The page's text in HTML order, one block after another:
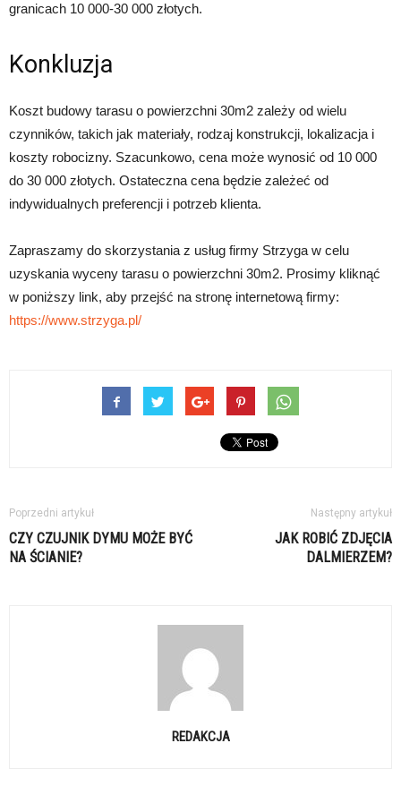
granicach 10 000-30 000 złotych.
Konkluzja
Koszt budowy tarasu o powierzchni 30m2 zależy od wielu
czynników, takich jak materiały, rodzaj konstrukcji, lokalizacja i
koszty robocizny. Szacunkowo, cena może wynosić od 10 000
do 30 000 złotych. Ostateczna cena będzie zależeć od
indywidualnych preferencji i potrzeb klienta.
Zapraszamy do skorzystania z usług firmy Strzyga w celu
uzyskania wyceny tarasu o powierzchni 30m2. Prosimy kliknąć
w poniższy link, aby przejść na stronę internetową firmy:
https://www.strzyga.pl/
Poprzedni artykuł
CZY CZUJNIK DYMU MOŻE BYĆ
NA ŚCIANIE?
Następny artykuł
JAK ROBIĆ ZDJĘCIA
DALMIERZEM?
REDAKCJA